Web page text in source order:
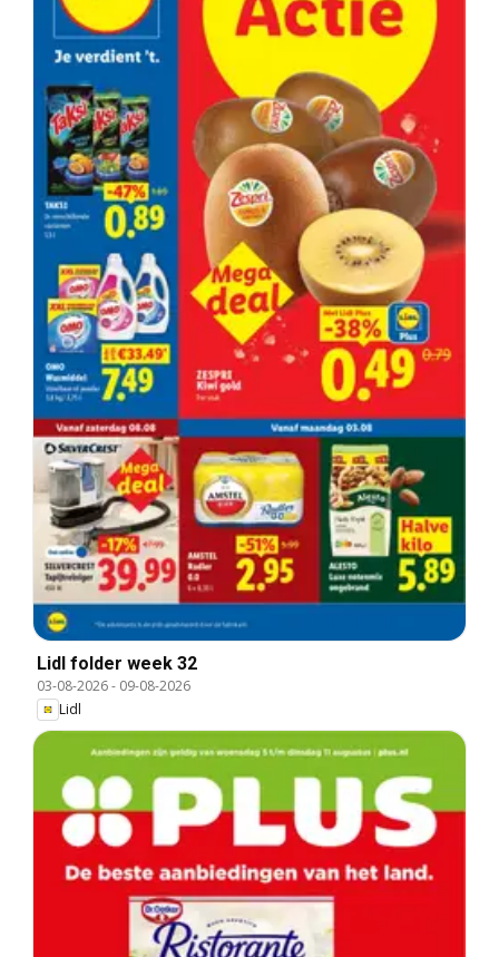
Lidl folder week 32
03-08-2026- 09-08-2026
Lidl